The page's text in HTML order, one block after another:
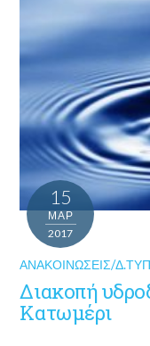
15
ΜΑΡ
2017
ΑΝΑΚΟΙΝΏΣΕΙΣ/
Διακοπή
Κατωμέρι